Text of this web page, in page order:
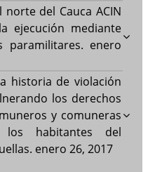
del Cauca ACIN
ejecución mediante
paramilitares. enero
historia de violación
los derechos
y comuneras
los habitantes del
enero 26, 2017